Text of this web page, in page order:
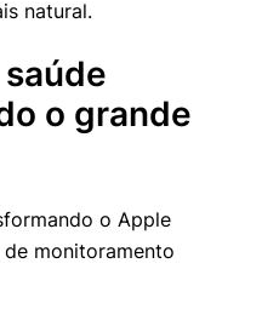
natural.
o grande
o Apple
monitoramento